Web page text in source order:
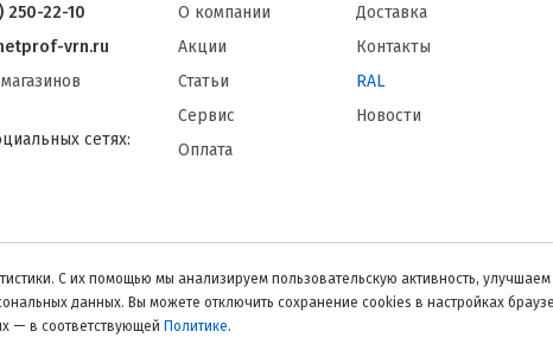
250-22-10
vrn.ru
сетях:
О компании
Акции
Статьи
Сервис
Оплата
Доставка
Контакты
RAL
Новости
С их помощью мы анализируем пользовательскую активность,
данных. Вы можете отключить сохранение cookies в настройках
— в соответствующей Политике.